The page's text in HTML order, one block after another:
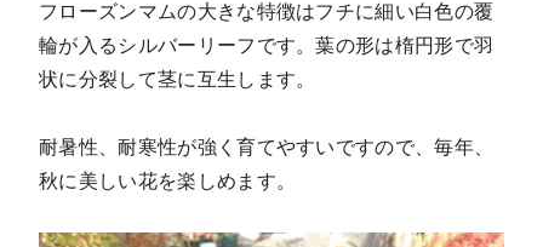
フローズンマムの大きな特徴はフチに細い白色の覆
輪が入るシルバーリーフです。葉の形は楕円形で羽
状に分裂して茎に互生します。
耐暑性、耐寒性が強く育てやすいですので、毎年、
秋に美しい花を楽しめます。